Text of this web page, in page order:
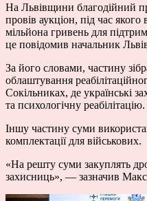
На Львівщини благодійний
провів аукціон, під час
мільйона гривень для
це повідомив начальник
За його словами, частину
облаштування
Сокільниках, де українські
та психологічну реабілітацію.
Іншу частину суми
комплектації для військових.
«На решту суми закуплять
захисниць», — зазначив